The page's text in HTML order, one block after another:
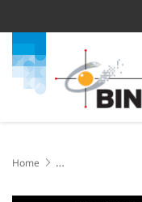
Home
Australia